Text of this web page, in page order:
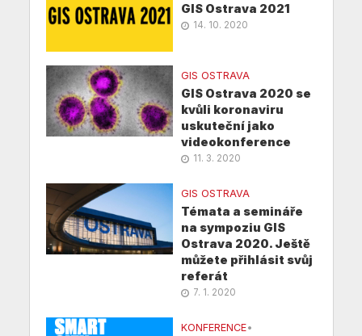
GIS Ostrava 2021
14. 10. 2020
GIS OSTRAVA
GIS Ostrava 2020 se
kvůli koronaviru
uskuteční jako
videokonference
11. 3. 2020
GIS OSTRAVA
Témata a semináře
na sympoziu GIS
Ostrava 2020. Ještě
můžete přihlásit svůj
referát
7. 1. 2020
KONFERENCE•